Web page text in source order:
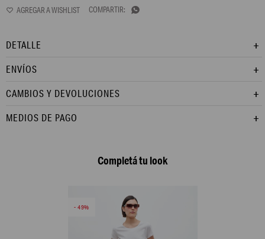

DETALLE
ENVÍOS
CAMBIOS Y DEVOLUCIONES
MEDIOS DE PAGO
Completá tu look
49